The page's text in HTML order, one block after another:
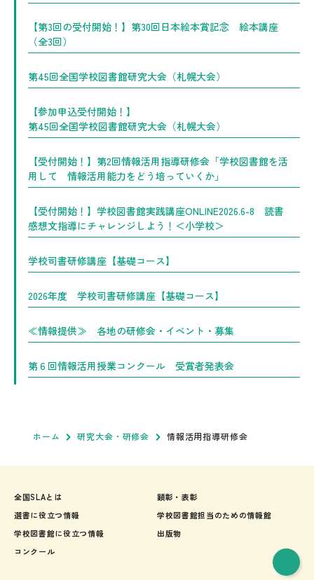
【第3回の受付開始！】第30回日本絵本賞記念 絵本講座
（全3回）
第45回全国学校図書館研究大会（札幌大会）
【参加申込受付開始！】
第45回全国学校図書館研究大会（札幌大会）
【受付開始！】第2回情報活用指導研修会「学校図書館を活
用して 情報活用能力をどう培っていくか」
【受付開始！】学校図書館実践講座ONLINE2026.6-8 読書
感想文指導にチャレンジしよう！＜小学校＞
学校司書研修講座【基礎コース】
2026年度 学校司書研修講座【基礎コース】
≪情報提供≫ 各地の研修会・イベント・募集
第６回情報活用授業コンクール 受賞者発表会
ホーム 研究大会・研修会 情報活用指導研修会
全国SLAとは
選書に役立つ情報
学校図書館に役立つ情報
コンクール
顕彰・表彰
学校図書館担当のための情報館
出版物